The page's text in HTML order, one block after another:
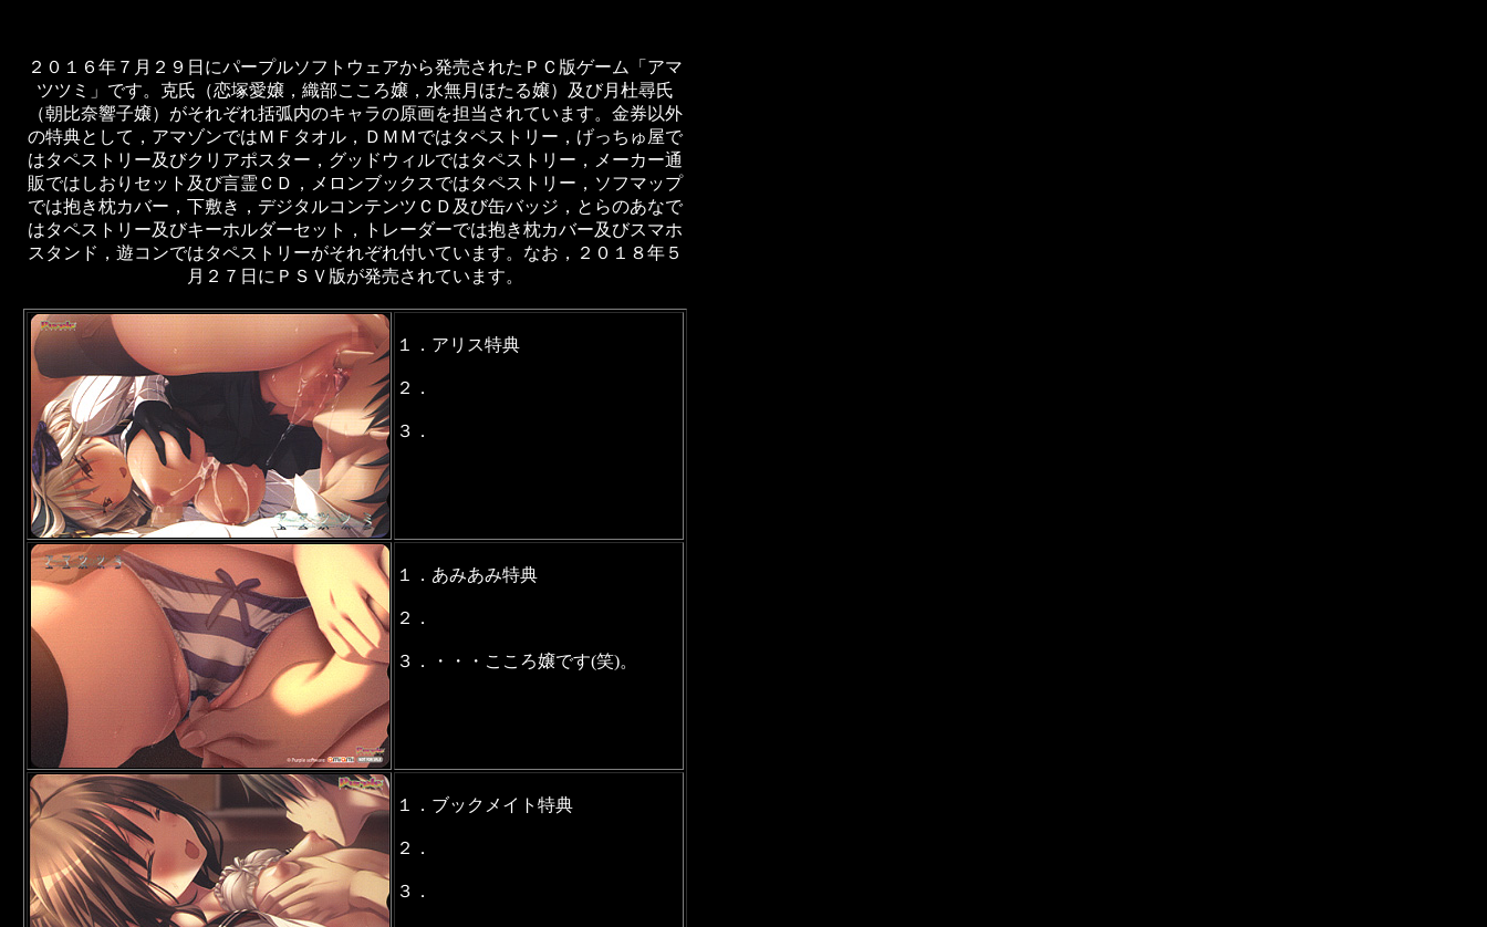
２０１６年７月２９日にパープルソフトウェアから発売されたＰＣ版ゲーム「アマ
ツツミ」です。克氏（恋塚愛嬢，織部こころ嬢，水無月ほたる嬢）及び月杜尋氏
（朝比奈響子嬢）がそれぞれ括弧内のキャラの原画を担当されています。金券以外
の特典として，アマゾンではＭＦタオル，ＤＭＭではタペストリー，げっちゅ屋で
はタペストリー及びクリアポスター，グッドウィルではタペストリー，メーカー通
販ではしおりセット及び言霊ＣＤ，メロンブックスではタペストリー，ソフマップ
では抱き枕カバー，下敷き，デジタルコンテンツＣＤ及び缶バッジ，とらのあなで
はタペストリー及びキーホルダーセット，トレーダーでは抱き枕カバー及びスマホ
スタンド，遊コンではタペストリーがそれぞれ付いています。なお，２０１８年５
月２７日にＰＳＶ版が発売されています。
１．アリス特典
２．
３．
１．あみあみ特典
２．
３．・・・こころ嬢です(笑)。
１．ブックメイト特典
２．
３．